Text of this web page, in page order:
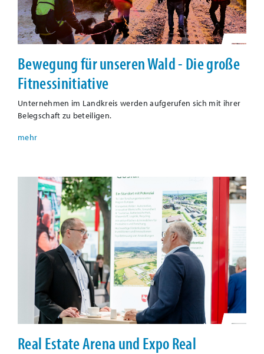
Bewegung für unseren Wald - Die große
Fitnessinitiative
Unternehmen im Landkreis werden aufgerufen sich mit ihrer
Belegschaft zu beteiligen.
Real Estate Arena und Expo Real